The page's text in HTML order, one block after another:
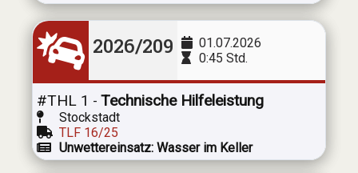
2026/209
01.07.2026
0:45 Std.
#THL 1 - Technische Hilfeleistung
Stockstadt
TLF 16/25
Unwettereinsatz: Wasser im Keller